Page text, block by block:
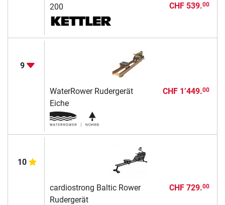
200
CHF 539.00
9
WaterRower Rudergerät
Eiche
CHF 1’449.00
10
cardiostrong Baltic Rower
Rudergerät
CHF 729.00